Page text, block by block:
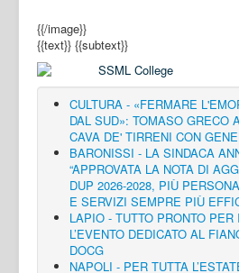
{{/image}}
{{text}} {{subtext}}
CULTURA - «FERMARE
DAL SUD»: TOMASO GRECO
CAVA DE' TIRRENI CON
BARONISSI - LA SINDACA
“APPROVATA LA NOTA DI
DUP 2026-2028, PIÙ
E SERVIZI SEMPRE PIÙ
LAPIO - TUTTO PRONTO
L’EVENTO DEDICATO AL
DOCG
NAPOLI - PER TUTTA